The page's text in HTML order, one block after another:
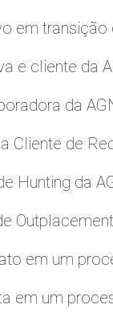
em transição
e cliente da
da
Cliente de
Hunting da
Outplacement
em um
em um